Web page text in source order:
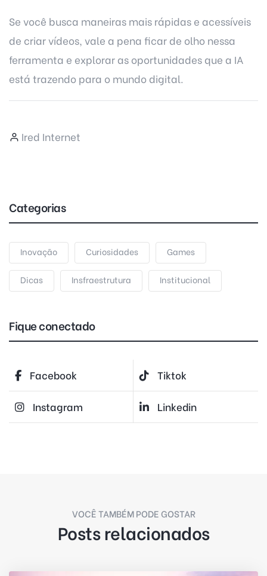
Se você busca maneiras mais rápidas e acessíveis
de criar vídeos, vale a pena ficar de olho nessa
ferramenta e explorar as oportunidades que a IA
está trazendo para o mundo digital.
Ired Internet
Categorias
Inovação Curiosidades Games
Dicas Insfraestrutura Institucional
Fique conectado
Facebook Tiktok
Instagram Linkedin
VOCÊ TAMBÉM PODE GOSTAR
Posts relacionados